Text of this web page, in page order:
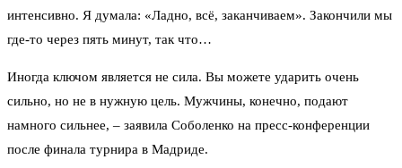
интенсивно. Я думала: «Ладно, всё, заканчиваем». Закончили мы
где-то через пять минут, так что…
Иногда ключом является не сила. Вы можете ударить очень
сильно, но не в нужную цель. Мужчины, конечно, подают
намного сильнее, – заявила Соболенко на пресс-конференции
после финала турнира в Мадриде.